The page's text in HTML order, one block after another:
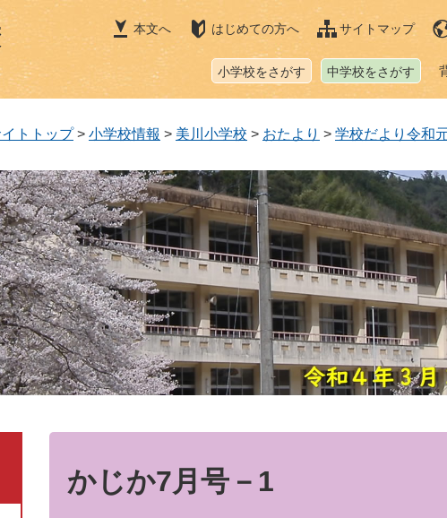
本文へ はじめての方へ サイトマップ
小学校をさがす 中学校をさがす
トトップ > 小学校情報 > 美川小学校 > おたより > 学校だより令和
かじか7月号－1